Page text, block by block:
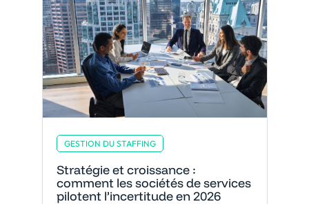
GESTION DU STAFFING
Stratégie et croissance :
comment les sociétés de services
pilotent l’incertitude en 2026